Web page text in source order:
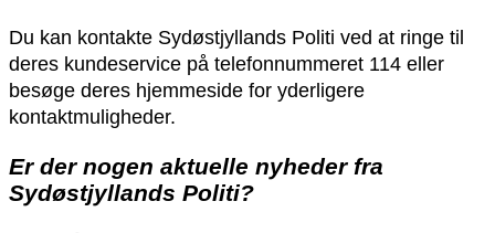
Du kan kontakte Sydøstjyllands Politi ved at ringe til
deres kundeservice på telefonnummeret 114 eller
besøge deres hjemmeside for yderligere
kontaktmuligheder.
Er der nogen aktuelle nyheder fra
Sydøstjyllands Politi?